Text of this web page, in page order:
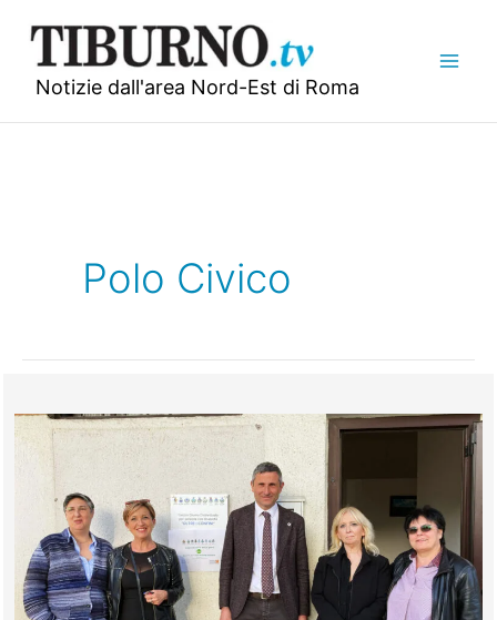
contenuto
Notizie dall'area Nord-Est di Roma
Polo Civico